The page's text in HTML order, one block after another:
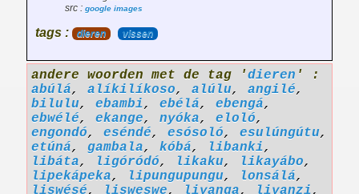
src : google images
tags : dieren vissen
andere woorden met de tag 'dieren ' :
abúlá, alíkilíkoso, alúlu, angilé,
bilulu, ebambi, ebélá, ebengá,
ebwélé, ekange, nyóka, eloló,
engondó, eséndé, esósoló, esulúngútu,
etúná, gambala, kóbá, libanki,
libáta, ligóródó, likaku, likayábo,
lipekápeka, lipungupungu, lonsálá,